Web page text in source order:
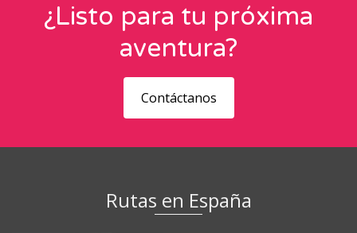
¿Listo para tu próxima
aventura?
Contáctanos
Rutas en España